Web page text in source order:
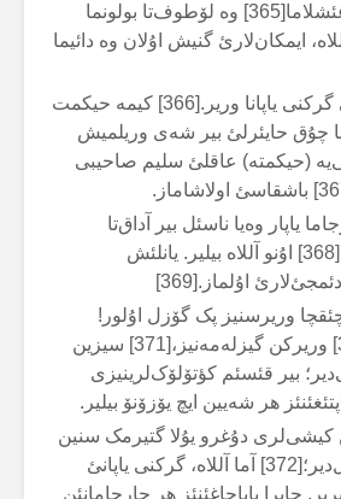
سوچونوزو باغئشلاما[365] وە لۆطوف‌تا بولونما
ایمکان‌لارئ گنیش اۇلان وە دائیما
آللاە، حیکمتی گرکنی یاپانا وریر.[366] کیمە حیکمت
چۇق حایئرلئ ‌بیر شەی وریلمیش
(حیکمتە) عاقلئ سلیم صاحیبی
یاپار وەیا ناسئل بیر آداق‌تا
بولونورسانئز،[368] اۇنو آللاە بیلیر. یانلئش
اۇلماز.[369]
وریرسنیز پک گۆزل اۇلور!
فاقیرلرە[370] وریرکن گیزلەمەنیز،[371] سیزین
بیر قئسئم کؤتۆلۆک‌لرینیزی
هر شەیین ایچ یۆزۆنۆ بیلیر.
کیشی‌لری دۇغرو یۇلا گتیرمک سنین
گؤرەوین دگیل‌دیر؛[372] آما آللاە، گرکنی یاپانئ
حایرا یاپاجاغئنئز هر حارجامانئن